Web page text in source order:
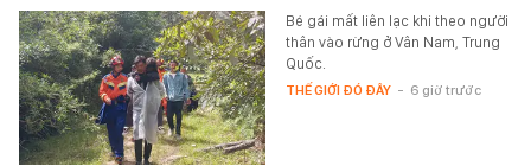
Bé gái mất liên lạc khi theo người
thân vào rừng ở Vân Nam, Trung
Quốc.
THẾ GIỚI ĐÓ ĐÂY - 6 giờ trước